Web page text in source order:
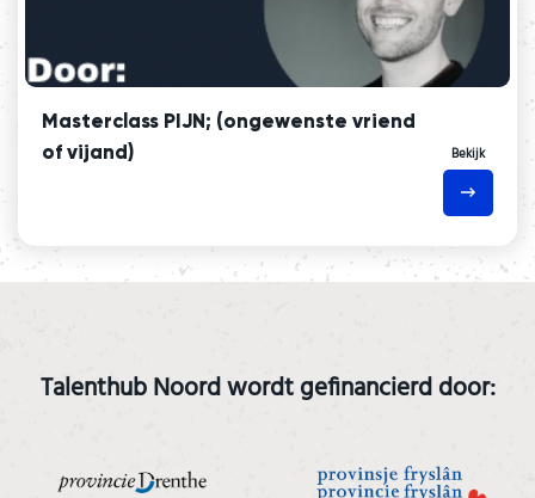
Masterclass PIJN; (ongewenste vriend
of vijand)
Bekijk
Talenthub Noord wordt gefinancierd door: